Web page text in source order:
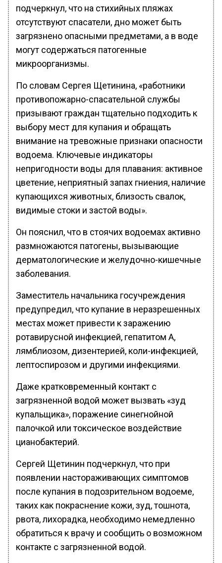
подчеркнул, что на стихийных пляжах
отсутствуют спасатели, дно может быть
загрязнено опасными предметами, а в воде
могут содержаться патогенные
микроорганизмы.
По словам Сергея Щетинина, «работники
противопожарно-спасательной службы
призывают граждан тщательно подходить к
выбору мест для купания и обращать
внимание на тревожные признаки опасности
водоема. Ключевые индикаторы
непригодности воды для плавания: активное
цветение, неприятный запах гниения, наличие
купающихся животных, близость свалок,
видимые стоки и застой воды».
Он пояснил, что в стоячих водоемах активно
размножаются патогены, вызывающие
дерматологические и желудочно-кишечные
заболевания.
Заместитель начальника госучреждения
предупредил, что купание в неразрешенных
местах может привести к заражению
ротавирусной инфекцией, гепатитом А,
лямблиозом, дизентерией, коли-инфекцией,
лептоспирозом и другими инфекциями.
Даже кратковременный контакт с
загрязненной водой может вызвать «зуд
купальщика», поражение синегнойной
палочкой или токсическое воздействие
цианобактерий.
Сергей Щетинин подчеркнул, что при
появлении настораживающих симптомов
после купания в подозрительном водоеме,
таких как покраснение кожи, зуд, тошнота,
рвота, лихорадка, необходимо немедленно
обратиться к врачу и сообщить о возможном
контакте с загрязненной водой.